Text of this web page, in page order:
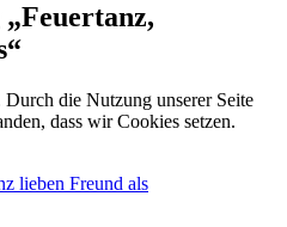
die Nutzung unserer Seite
dass wir Cookies setzen.